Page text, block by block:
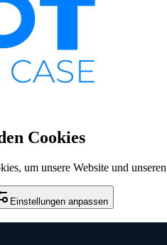
Cookies
um unsere Website und
Einstellungen anpassen